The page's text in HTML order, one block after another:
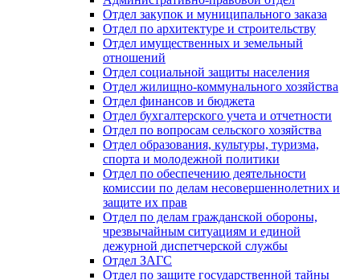
Отдел закупок и муниципального заказа
Отдел по архитектуре и строительству
Отдел имущественных и земельный
отношений
Отдел социальной защиты населения
Отдел жилищно-коммунального хозяйства
Отдел финансов и бюджета
Отдел бухгалтерского учета и отчетности
Отдел по вопросам сельского хозяйства
Отдел образования, культуры, туризма,
спорта и молодежной политики
Отдел по обеспечению деятельности
комиссии по делам несовершеннолетних и
защите их прав
Отдел по делам гражданской обороны,
чрезвычайным ситуациям и единой
дежурной диспетчерской службы
Отдел ЗАГС
Отдел по защите государственной тайны